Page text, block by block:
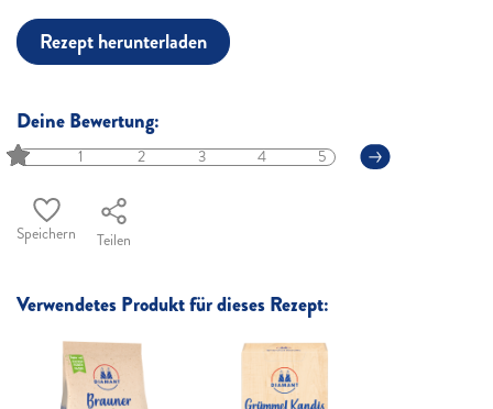
Rezept herunterladen
Deine Bewertung:
1 2 3 4 5
Speichern Teilen
Verwendetes Produkt für dieses Rezept: